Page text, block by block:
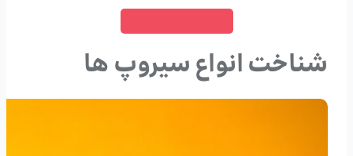
شناخت انواع سیروپ ها